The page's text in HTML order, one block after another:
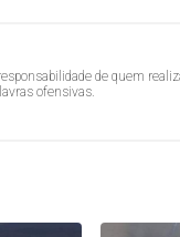
de quem
ofensivas.